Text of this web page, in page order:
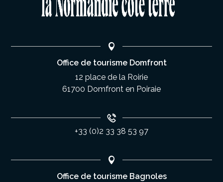
Office de tourisme Domfront
12 place de la Roirie
61700 Domfront en Poiraie
+33 (0)2 33 38 53 97
Office de tourisme Bagnoles